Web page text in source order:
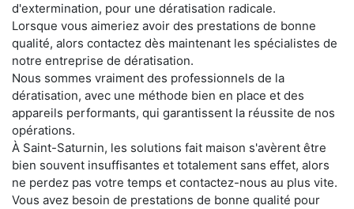
d'extermination, pour une dératisation radicale.
Lorsque vous aimeriez avoir des prestations de bonne
qualité, alors contactez dès maintenant les spécialistes de
notre entreprise de dératisation.
Nous sommes vraiment des professionnels de la
dératisation, avec une méthode bien en place et des
appareils performants, qui garantissent la réussite de nos
opérations.
À Saint-Saturnin, les solutions fait maison s'avèrent être
bien souvent insuffisantes et totalement sans effet, alors
ne perdez pas votre temps et contactez-nous au plus vite.
Vous avez besoin de prestations de bonne qualité pour